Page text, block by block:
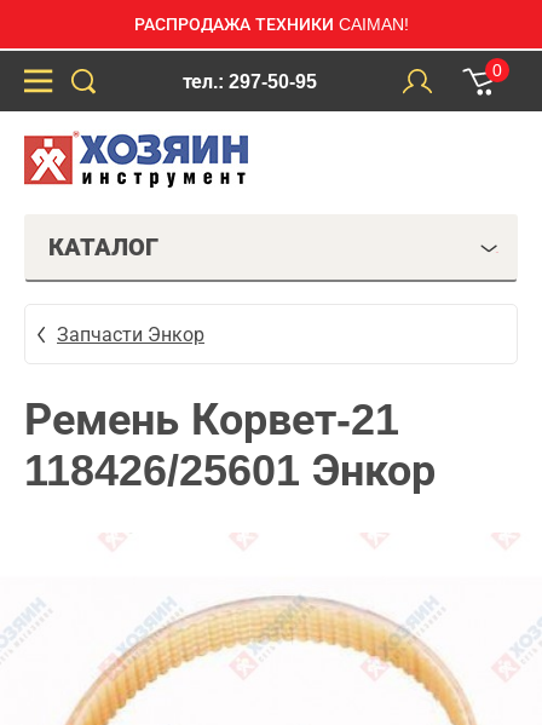
РАСПРОДАЖА ТЕХНИКИ CAIMAN!
тел.: 297-50-95
0
КАТАЛОГ
Запчасти Энкор
Ремень Корвет-21
118426/25601 Энкор